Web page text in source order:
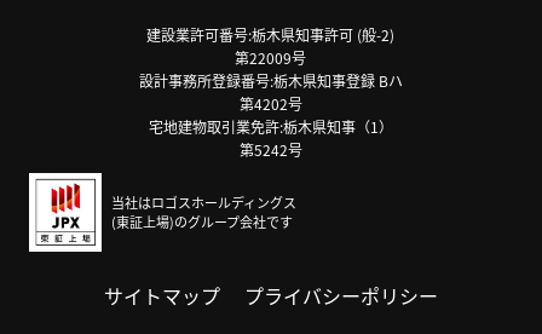
建設業許可番号:栃木県知事許可 (般-2)
第22009号
設計事務所登録番号:栃木県知事登録 Bハ
第4202号
宅地建物取引業免許:栃木県知事（1）
第5242号
当社はロゴスホールディングス
(東証上場)のグループ会社です
サイトマップ プライバシーポリシー